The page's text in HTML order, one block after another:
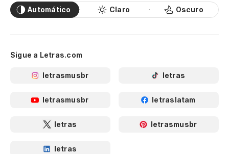
Automático Claro Oscuro
Sigue a Letras.com
letrasmusbr letras
letrasmusbr letraslatam
letras letrasmusbr
letras